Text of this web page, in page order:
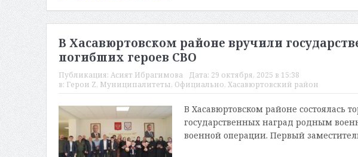
В Хасавюртовском районе вручили
погибших героев СВО
Публикация: Асият Ибрагимова Дата: 29 октября, 2025 в 15:38
в: Герои Z, Муниципалитеты, Официально, Хасавюртовский район
В Хасавюртовском районе состоялась
государственных наград родным
военной операции. Первый